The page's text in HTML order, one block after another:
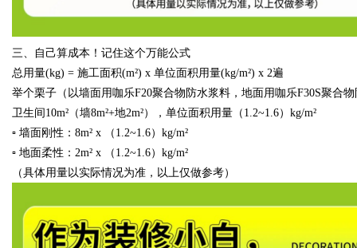
三、自己算成本！记住这个万能公式
总用量(kg) = 施工面积(m²) x 单位面积用量(kg/m²) x 2遍
举个栗子（以墙面用咖乐F20聚合物防水浆料，地面用咖乐F30S聚合
卫生间 10m²（墙8m²+地2m²），单位面积用量（ 1.2~1.6） kg/m²
▫ 墙面刚性： 8m² x （ 1.2~1.6） kg/m²
▫ 地面柔性： 2m² x （ 1.2~1.6） kg/m²
（具体用量以实际情况为准，以上仅做参考）